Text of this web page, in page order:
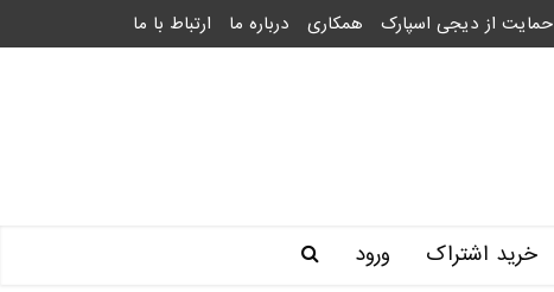
حمایت از دیجی اسپارک همکاری درباره ما ارتباط با ما
خرید اشتراک ورود